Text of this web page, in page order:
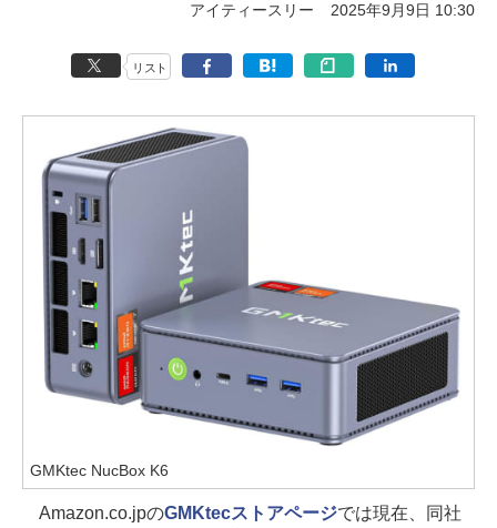
アイティースリー 2025年9月9日 10:30
リスト
GMKtec NucBox K6
Amazon.co.jpのGMKtecストアページでは現在、同社